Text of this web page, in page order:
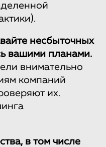
несбыточных
вашими планами.
внимательно
компаний
их.
в том числе